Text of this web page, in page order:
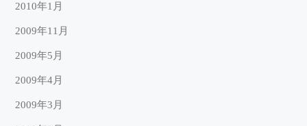
2010年1月
2009年11月
2009年5月
2009年4月
2009年3月